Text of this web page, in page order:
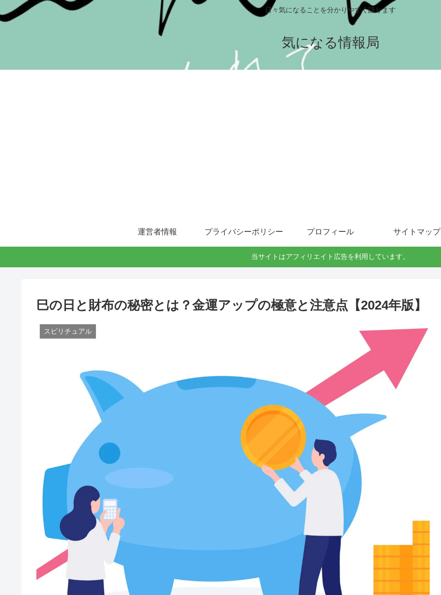
日々気になることを分かりやすく語ります
気になる情報局
運営者情報 プライバシーポリシー プロフィール サイトマップ
当サイトはアフィリエイト広告を利用しています。
巳の日と財布の秘密とは？金運アップの極意と注意点【2024年版】
スピリチュアル